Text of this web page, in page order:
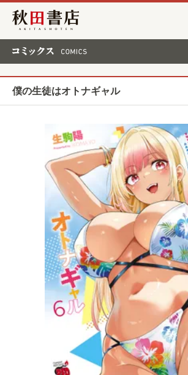
秋田書店
僕の生徒はオトナギャル